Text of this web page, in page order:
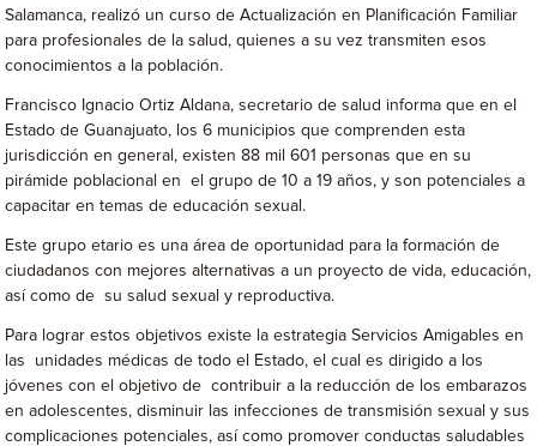
Salamanca, realizó un curso de Actualización en Planificación Familiar
para profesionales de la salud, quienes a su vez transmiten esos
conocimientos a la población.
Francisco Ignacio Ortiz Aldana, secretario de salud informa que en el
Estado de Guanajuato, los 6 municipios que comprenden esta
jurisdicción en general, existen 88 mil 601 personas que en su
pirámide poblacional en el grupo de 10 a 19 años, y son potenciales a
capacitar en temas de educación sexual.
Este grupo etario es una área de oportunidad para la formación de
ciudadanos con mejores alternativas a un proyecto de vida, educación,
así como de su salud sexual y reproductiva.
Para lograr estos objetivos existe la estrategia Servicios Amigables en
las unidades médicas de todo el Estado, el cual es dirigido a los
jóvenes con el objetivo de contribuir a la reducción de los embarazos
en adolescentes, disminuir las infecciones de transmisión sexual y sus
complicaciones potenciales, así como promover conductas saludables